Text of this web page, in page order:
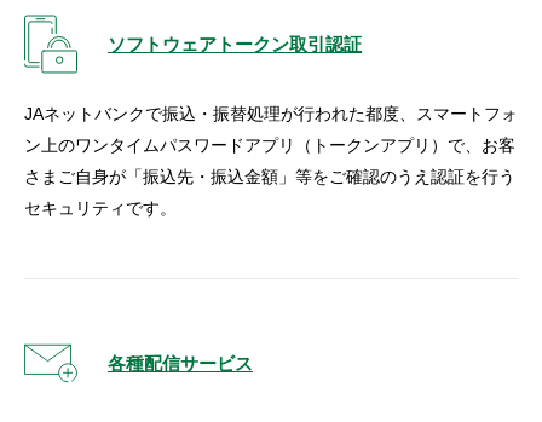
ソフトウェアトークン取引認証
JAネットバンクで振込・振替処理が行われた都度、スマートフォ
ン上のワンタイムパスワードアプリ（トークンアプリ）で、お客
さまご自身が「振込先・振込金額」等をご確認のうえ認証を行う
セキュリティです。
各種配信サービス